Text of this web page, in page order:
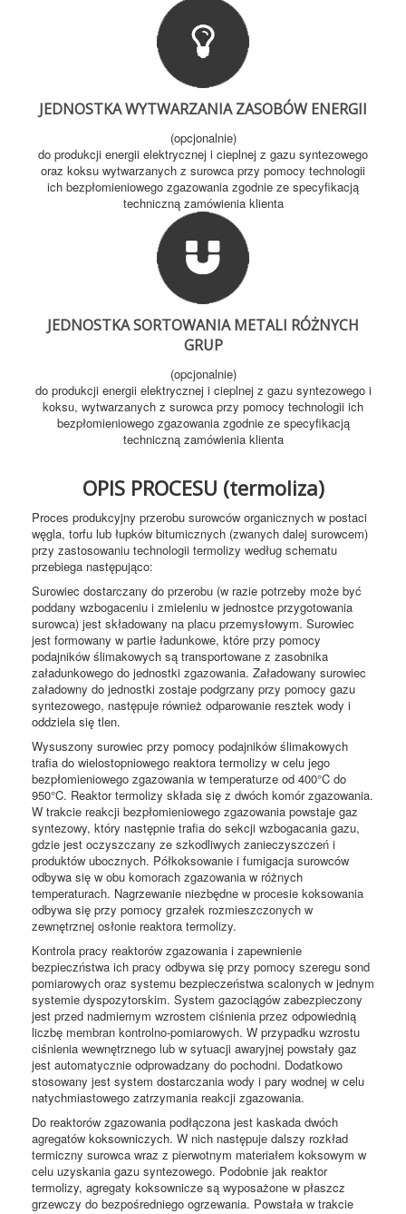
JEDNOSTKA WYTWARZANIA ZASOBÓW ENERGII
(opcjonalnie)
do produkcji energii elektrycznej i cieplnej z gazu syntezowego
oraz koksu wytwarzanych z surowca przy pomocy technologii
ich bezpłomieniowego zgazowania zgodnie ze specyfikacją
techniczną zamówienia klienta
JEDNOSTKA SORTOWANIA METALI RÓŻNYCH
GRUP
(opcjonalnie)
do produkcji energii elektrycznej i cieplnej z gazu syntezowego i
koksu, wytwarzanych z surowca przy pomocy technologii ich
bezpłomieniowego zgazowania zgodnie ze specyfikacją
techniczną zamówienia klienta
OPIS PROCESU (termoliza)
Proces produkcyjny przerobu surowców organicznych w postaci
węgla, torfu lub łupków bitumicznych (zwanych dalej surowcem)
przy zastosowaniu technologii termolizy według schematu
przebiega następująco:
Surowiec dostarczany do przerobu (w razie potrzeby może być
poddany wzbogaceniu i zmieleniu w jednostce przygotowania
surowca) jest składowany na placu przemysłowym. Surowiec
jest formowany w partie ładunkowe, które przy pomocy
podajników ślimakowych są transportowane z zasobnika
załadunkowego do jednostki zgazowania. Załadowany surowiec
załadowny do jednostki zostaje podgrzany przy pomocy gazu
syntezowego, następuje również odparowanie resztek wody i
oddziela się tlen.
Wysuszony surowiec przy pomocy podajników ślimakowych
trafia do wielostopniowego reaktora termolizy w celu jego
bezpłomieniowego zgazowania w temperaturze od 400°C do
950°C. Reaktor termolizy składa się z dwóch komór zgazowania.
W trakcie reakcji bezpłomieniowego zgazowania powstaje gaz
syntezowy, który następnie trafia do sekcji wzbogacania gazu,
gdzie jest oczyszczany ze szkodliwych zanieczyszczeń i
produktów ubocznych. Półkoksowanie i fumigacja surowców
odbywa się w obu komorach zgazowania w różnych
temperaturach. Nagrzewanie niezbędne w procesie koksowania
odbywa się przy pomocy grzałek rozmieszczonych w
zewnętrznej osłonie reaktora termolizy.
Kontrola pracy reaktorów zgazowania i zapewnienie
bezpieczństwa ich pracy odbywa się przy pomocy szeregu sond
pomiarowych oraz systemu bezpieczeństwa scalonych w jednym
systemie dyspozytorskim. System gazociągów zabezpieczony
jest przed nadmiernym wzrostem ciśnienia przez odpowiednią
liczbę membran kontrolno-pomiarowych. W przypadku wzrostu
ciśnienia wewnętrznego lub w sytuacji awaryjnej powstały gaz
jest automatycznie odprowadzany do pochodni. Dodatkowo
stosowany jest system dostarczania wody i pary wodnej w celu
natychmiastowego zatrzymania reakcji zgazowania.
Do reaktorów zgazowania podłączona jest kaskada dwóch
agregatów koksowniczych. W nich następuje dalszy rozkład
termiczny surowca wraz z pierwotnym materiałem koksowym w
celu uzyskania gazu syntezowego. Podobnie jak reaktor
termolizy, agregaty koksownicze są wyposażone w płaszcz
grzewczy do bezpośredniego ogrzewania. Powstała w trakcie